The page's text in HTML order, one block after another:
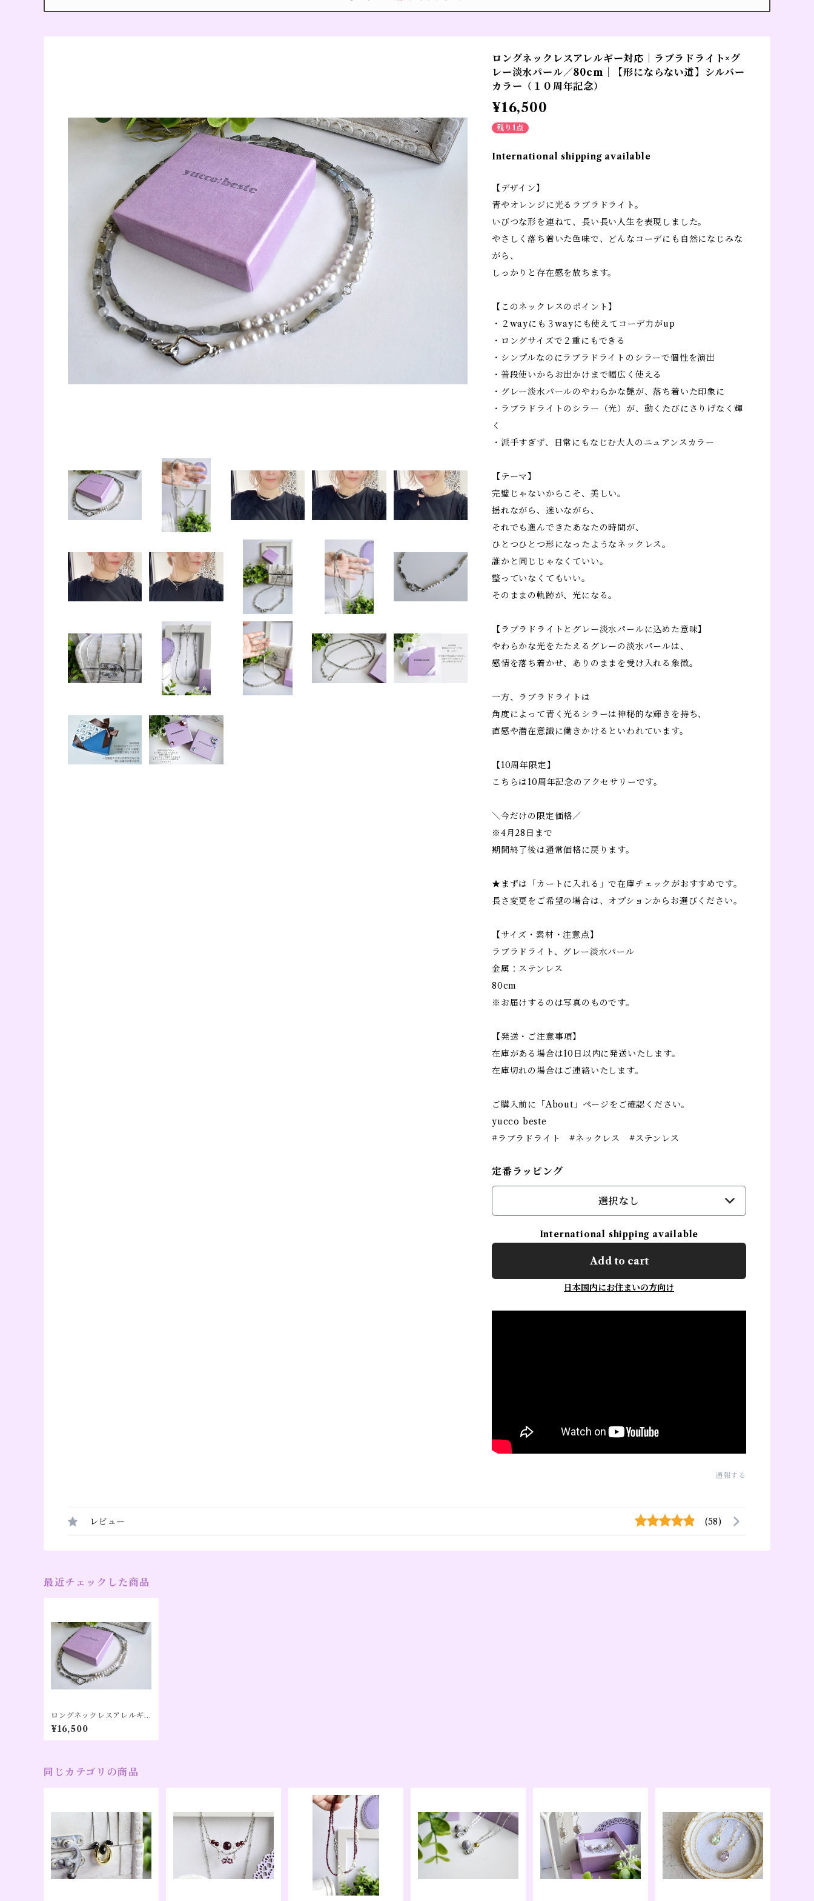
ロングネックレスアレルギー対応｜ラブラドライト×グ
レー淡水パール／80cm｜【形にならない道】シルバー
カラー（１０周年記念）
¥16,500
残り1点
International shipping available
【デザイン】
青やオレンジに光るラブラドライト。
いびつな形を連ねて、長い長い人生を表現しました。
やさしく落ち着いた色味で、どんなコーデにも自然になじみな
がら、
しっかりと存在感を放ちます。
【このネックレスのポイント】
・２wayにも３wayにも使えてコーデ力がup
・ロングサイズで２重にもできる
・シンプルなのにラブラドライトのシラーで個性を演出
・普段使いからお出かけまで幅広く使える
・グレー淡水パールのやわらかな艶が、落ち着いた印象に
・ラブラドライトのシラー（光）が、動くたびにさりげなく輝
く
・派手すぎず、日常にもなじむ大人のニュアンスカラー
【テーマ】
完璧じゃないからこそ、美しい。
揺れながら、迷いながら、
それでも進んできたあなたの時間が、
ひとつひとつ形になったようなネックレス。
誰かと同じじゃなくていい。
整っていなくてもいい。
そのままの軌跡が、光になる。
【ラブラドライトとグレー淡水パールに込めた意味】
やわらかな光をたたえるグレーの淡水パールは、
感情を落ち着かせ、ありのままを受け入れる象徴。
一方、ラブラドライトは
角度によって青く光るシラーは神秘的な輝きを持ち、
直感や潜在意識に働きかけるといわれています。
【10周年限定】
こちらは10周年記念のアクセサリーです。
＼今だけの限定価格／
※4月28日まで
期間終了後は通常価格に戻ります。
★まずは「カートに入れる」で在庫チェックがおすすめです。
長さ変更をご希望の場合は、オプションからお選びください。
【サイズ・素材・注意点】
ラブラドライト、グレー淡水パール
金属：ステンレス
80cm
※お届けするのは写真のものです。
【発送・ご注意事項】
在庫がある場合は10日以内に発送いたします。
在庫切れの場合はご連絡いたします。
ご購入前に「About」ページをご確認ください。
yucco beste
#ラブラドライト #ネックレス #ステンレス
定番ラッピング
選択なし
International shipping available
Add to cart
日本国内にお住まいの方向け
通報する
レビュー (58)
最近チェックした商品
ロングネックレスアレルギ
ー対応｜ラブラドライト×グ
レー淡水パール／80cm｜
【形にならない道】シルバ
¥16,500
同じカテゴリの商品